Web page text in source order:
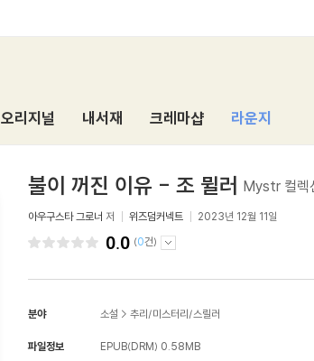
오리지널 내서재 크레마샵 라운지
불이 꺼진 이유 - 조 뮐러 Mystr 컬렉
아우구스타 그로너 저 위즈덤커넥트 2023년 12월 11일
0.0 (0건)
분야 소설 > 추리/미스터리/스릴러
파일정보 EPUB(DRM) 0.58MB